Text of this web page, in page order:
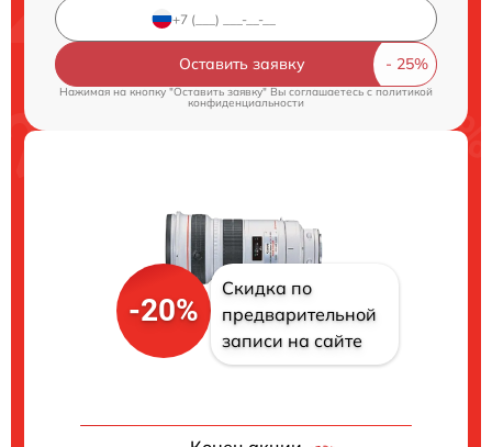
Оставить заявку
Нажимая на кнопку "Оставить заявку" Вы соглашаетесь cполитикой
конфиденциальности
-20%
Скидка по
предварительной
записи на сайте